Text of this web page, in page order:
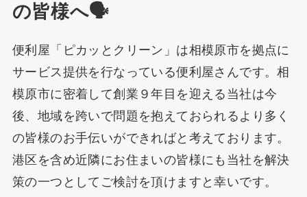
プライバシー・ポリシー
の皆様へ🗣️
便利屋「ピカッとクリーン」は相模原市を拠点に
サービス提供を行なっている便利屋さんです。相
模原市に密着して創業９年目を迎える当社は今
後、地域を跨いで問題を抱えておられるより多く
の皆様のお手伝いができればと考えております。
港区を含め近隣にお住まいの皆様にも当社を解決
策の一つとしてご検討を頂けますと幸いです。